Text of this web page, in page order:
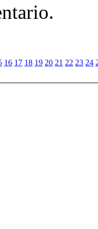
16 17 18 19 20 21 22 23 24